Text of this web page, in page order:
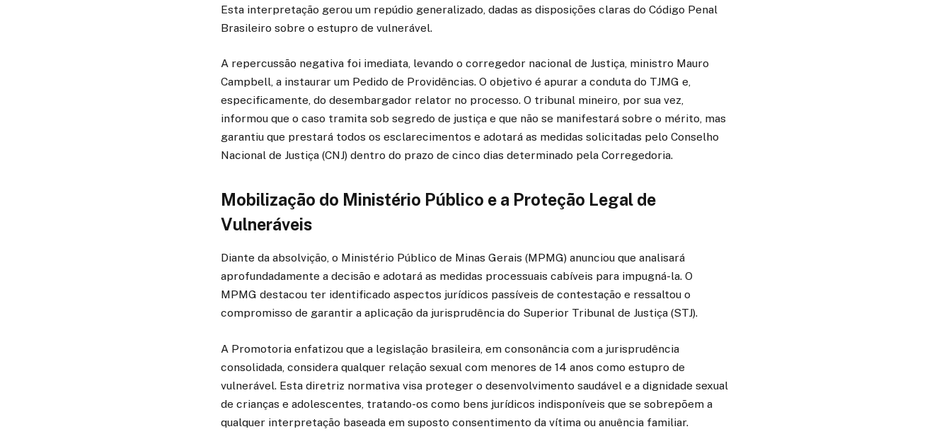
Esta interpretação gerou um repúdio generalizado, dadas as disposições claras do Código Penal
Brasileiro sobre o estupro de vulnerável.
A repercussão negativa foi imediata, levando o corregedor nacional de Justiça, ministro Mauro
Campbell, a instaurar um Pedido de Providências. O objetivo é apurar a conduta do TJMG e,
especificamente, do desembargador relator no processo. O tribunal mineiro, por sua vez,
informou que o caso tramita sob segredo de justiça e que não se manifestará sobre o mérito, mas
garantiu que prestará todos os esclarecimentos e adotará as medidas solicitadas pelo Conselho
Nacional de Justiça (CNJ) dentro do prazo de cinco dias determinado pela Corregedoria.
Mobilização do Ministério Público e a Proteção Legal de
Vulneráveis
Diante da absolvição, o Ministério Público de Minas Gerais (MPMG) anunciou que analisará
aprofundadamente a decisão e adotará as medidas processuais cabíveis para impugná-la. O
MPMG destacou ter identificado aspectos jurídicos passíveis de contestação e ressaltou o
compromisso de garantir a aplicação da jurisprudência do Superior Tribunal de Justiça (STJ).
A Promotoria enfatizou que a legislação brasileira, em consonância com a jurisprudência
consolidada, considera qualquer relação sexual com menores de 14 anos como estupro de
vulnerável. Esta diretriz normativa visa proteger o desenvolvimento saudável e a dignidade sexual
de crianças e adolescentes, tratando-os como bens jurídicos indisponíveis que se sobrepõem a
qualquer interpretação baseada em suposto consentimento da vítima ou anuência familiar.